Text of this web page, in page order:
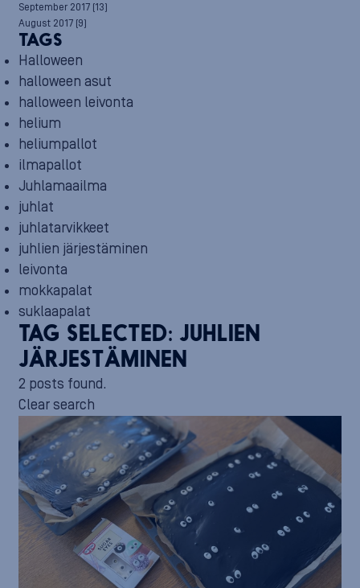
September 2017 (13)
August 2017 (9)
TAGS
Halloween
halloween asut
halloween leivonta
helium
heliumpallot
ilmapallot
Juhlamaailma
juhlat
juhlatarvikkeet
juhlien järjestäminen
leivonta
mokkapalat
suklaapalat
TAG SELECTED: JUHLIEN
JÄRJESTÄMINEN
2 posts found.
Clear search